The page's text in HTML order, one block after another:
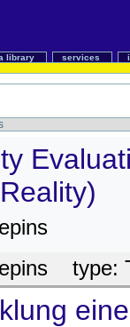
library services
type: